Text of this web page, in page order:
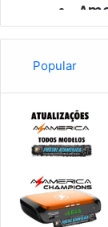
Popular